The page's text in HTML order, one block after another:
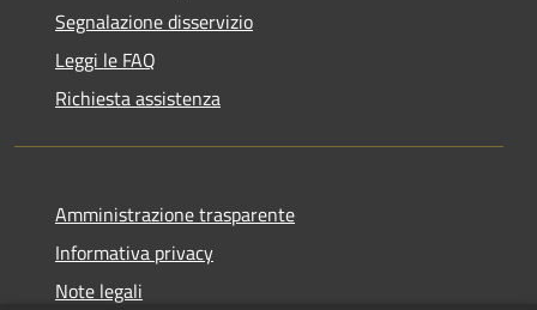
Segnalazione disservizio
Leggi le FAQ
Richiesta assistenza
Amministrazione trasparente
Informativa privacy
Note legali